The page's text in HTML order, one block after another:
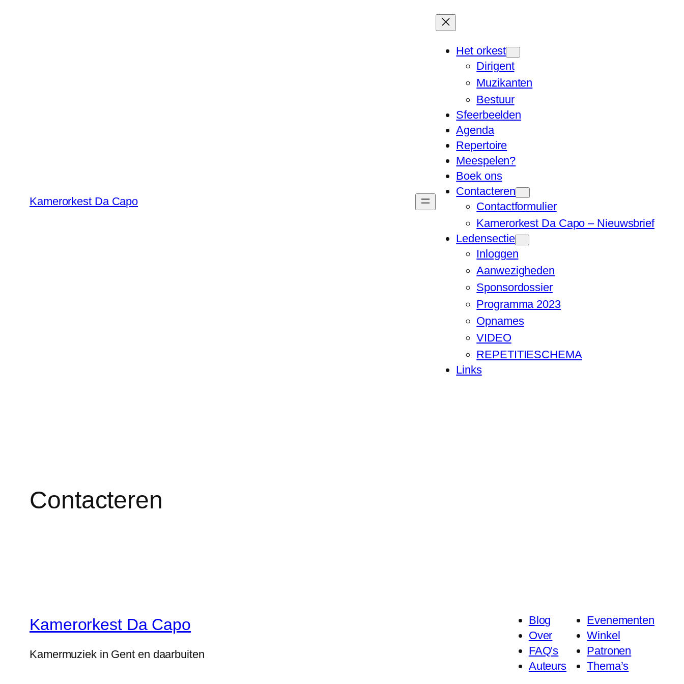
Kamerorkest Da Capo
Het orkest
Dirigent
Muzikanten
Bestuur
Sfeerbeelden
Agenda
Repertoire
Meespelen?
Boek ons
Contacteren
Contactformulier
Kamerorkest Da Capo – Nieuwsbrief
Ledensectie
Inloggen
Aanwezigheden
Sponsordossier
Programma 2023
Opnames
VIDEO
REPETITIESCHEMA
Links
Contacteren
Kamerorkest Da Capo
Kamermuziek in Gent en daarbuiten
Blog
Over
FAQ's
Auteurs
Evenementen
Winkel
Patronen
Thema’s